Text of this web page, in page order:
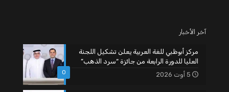
آخر الأخبار
0
مركز أبوظبي للغة العربية يعلن تشكيل اللجنة
العليا للدورة الرابعة من جائزة “سرد الذهب”
5 أوت 2026